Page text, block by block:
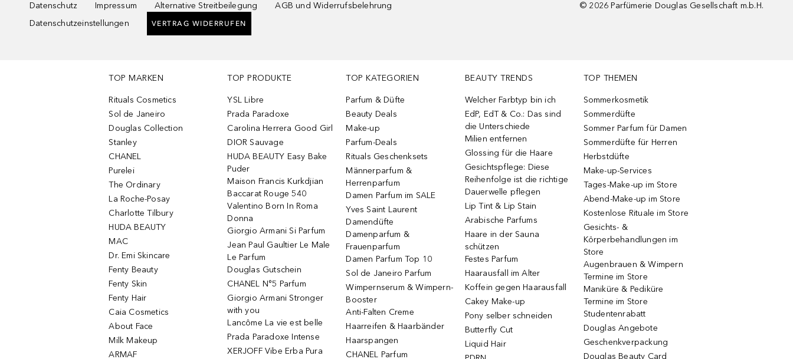
Datenschutz Impressum Alternative Streitbeilegung
AGB und Widerrufsbelehrung
Datenschutzeinstellungen
VERTRAG WIDERRUFEN
© 2026 Parfümerie Douglas Gesellschaft m.b.H.
TOP MARKEN
Rituals Cosmetics
Sol de Janeiro
Douglas Collection
Stanley
CHANEL
Purelei
The Ordinary
La Roche-Posay
Charlotte Tilbury
HUDA BEAUTY
MAC
Dr. Emi Skincare
Fenty Beauty
Fenty Skin
Fenty Hair
Caia Cosmetics
About Face
Milk Makeup
ARMAF
TOP PRODUKTE
YSL Libre
Prada Paradoxe
Carolina Herrera Good Girl
DIOR Sauvage
HUDA BEAUTY Easy Bake
Puder
Maison Francis Kurkdjian
Baccarat Rouge 540
Valentino Born In Roma
Donna
Giorgio Armani Si Parfum
Jean Paul Gaultier Le Male
Le Parfum
Douglas Gutschein
CHANEL N°5 Parfum
Giorgio Armani Stronger
with you
Lancôme La vie est belle
Prada Paradoxe Intense
XERJOFF Vibe Erba Pura
TOP KATEGORIEN
Parfum & Düfte
Beauty Deals
Make-up
Parfum-Deals
Rituals Geschenksets
Männerparfum &
Herrenparfum
Damen Parfum im SALE
Yves Saint Laurent
Damendüfte
Damenparfum &
Frauenparfum
Damen Parfum Top 10
Sol de Janeiro Parfum
Wimpernserum & Wimpern-
Booster
Anti-Falten Creme
Haarreifen & Haarbänder
Haarspangen
CHANEL Parfum
BEAUTY TRENDS
Welcher Farbtyp bin ich
EdP, EdT & Co.: Das sind
die Unterschiede
Milien entfernen
Glossing für die Haare
Gesichtspflege: Diese
Reihenfolge ist die richtige
Dauerwelle pflegen
Lip Tint & Lip Stain
Arabische Parfums
Haare in der Sauna
schützen
Festes Parfum
Haarausfall im Alter
Koffein gegen Haarausfall
Cakey Make-up
Pony selber schneiden
Butterfly Cut
Liquid Hair
TOP THEMEN
Sommerkosmetik
Sommerdüfte
Sommer Parfum für Damen
Sommerdüfte für Herren
Herbstdüfte
Make-up-Services
Tages-Make-up im Store
Abend-Make-up im Store
Kostenlose Rituale im Store
Gesichts- &
Körperbehandlungen im
Store
Augenbrauen & Wimpern
Termine im Store
Maniküre & Pediküre
Termine im Store
Studentenrabatt
Douglas Angebote
Geschenkverpackung
Douglas Beauty Card